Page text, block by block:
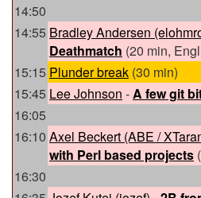
14:50
14:55 Bradley Andersen
Deathmatch‎ (20 min,
15:15 ‎Plunder break‎ (30 min)
15:45 Lee Johnson -‎A few git
16:05
16:10 Axel Beckert (‎ABE /
with Perl based projects‎
16:30